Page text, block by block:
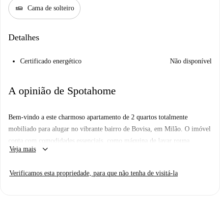
airline_seat_flat Cama de solteiro
Detalhes
Certificado energético Não disponível
A opinião de Spotahome
Bem-vindo a este charmoso apartamento de 2 quartos totalmente
mobiliado para alugar no vibrante bairro de Bovisa, em Milão. O imóvel
conta com comodidades essenciais, como máquina de lavar roupa
privativa, secadora compartilhada, ar-condicionado e cozinha completa
agradável e uma encantadora varanda para momentos de relaxamento.
Veja mais keyboard_arrow_down
Verificamos esta propriedade, para que não tenha de visitá-la